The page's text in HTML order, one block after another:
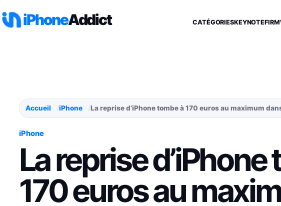
iPhoneAddict CATÉGORIESKEYNOTE
Accueil iPhone La reprise d’iPhone tombe à 170 euros au maximum
iPhone
La reprise d’iPhone
170 euros au